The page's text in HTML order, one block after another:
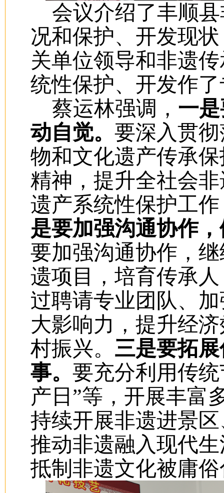
会议介绍了丰顺
况和保护、开发现
关单位领导和非遗
统性保护、开发作
蔡运林强调， 一
动自觉。 要深入贯
物和文化遗产传承
精神，提升全社会
遗产系统性保护工
是要加强沟通协作
要加强沟通协作，
遗项目，培育传承
过聘请专业团队、
大影响力，提升经
村振兴。 三是要拓
事。 要充分利用传
产日”等，开展丰富
持续开展非遗进景
推动非遗融入现代
抵制非遗文化被庸